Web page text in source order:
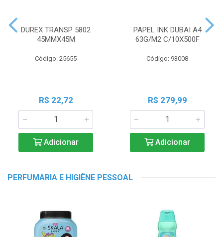
DUREX TRANSP 5802
45MMX45M
Código: 25655
R$ 22,72
Adicionar
PAPEL INK DUBAI A4
63G/M2 C/10X500F
Código: 93008
R$ 279,99
Adicionar
PERFUMARIA E HIGIÊNE PESSOAL